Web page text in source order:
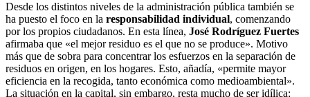
Desde los distintos niveles de la administración pública también se
ha puesto el foco en la responsabilidad individual, comenzando
por los propios ciudadanos. En esta línea, José Rodríguez Fuertes
afirmaba que «el mejor residuo es el que no se produce». Motivo
más que de sobra para concentrar los esfuerzos en la separación de
residuos en origen, en los hogares. Esto, añadía, «permite mayor
eficiencia en la recogida, tanto económica como medioambiental».
La situación en la capital, sin embargo, resta mucho de ser idílica: